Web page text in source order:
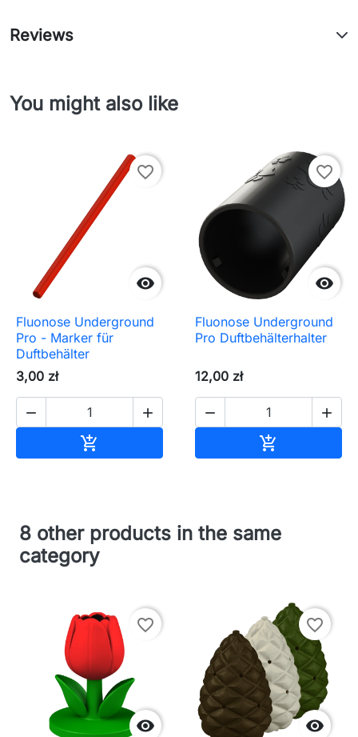
Reviews
You might also like

favorite_border
Fluonose Underground
Pro - Marker für
Duftbehälter
3,00 zł
 


favorite_border
Fluonose Underground
Pro Duftbehälterhalter
12,00 zł
 

8 other products in the same
category

favorite_border

favorite_border